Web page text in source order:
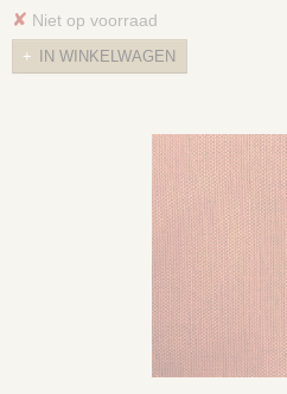
✘ Niet op voorraad
IN WINKELWAGEN